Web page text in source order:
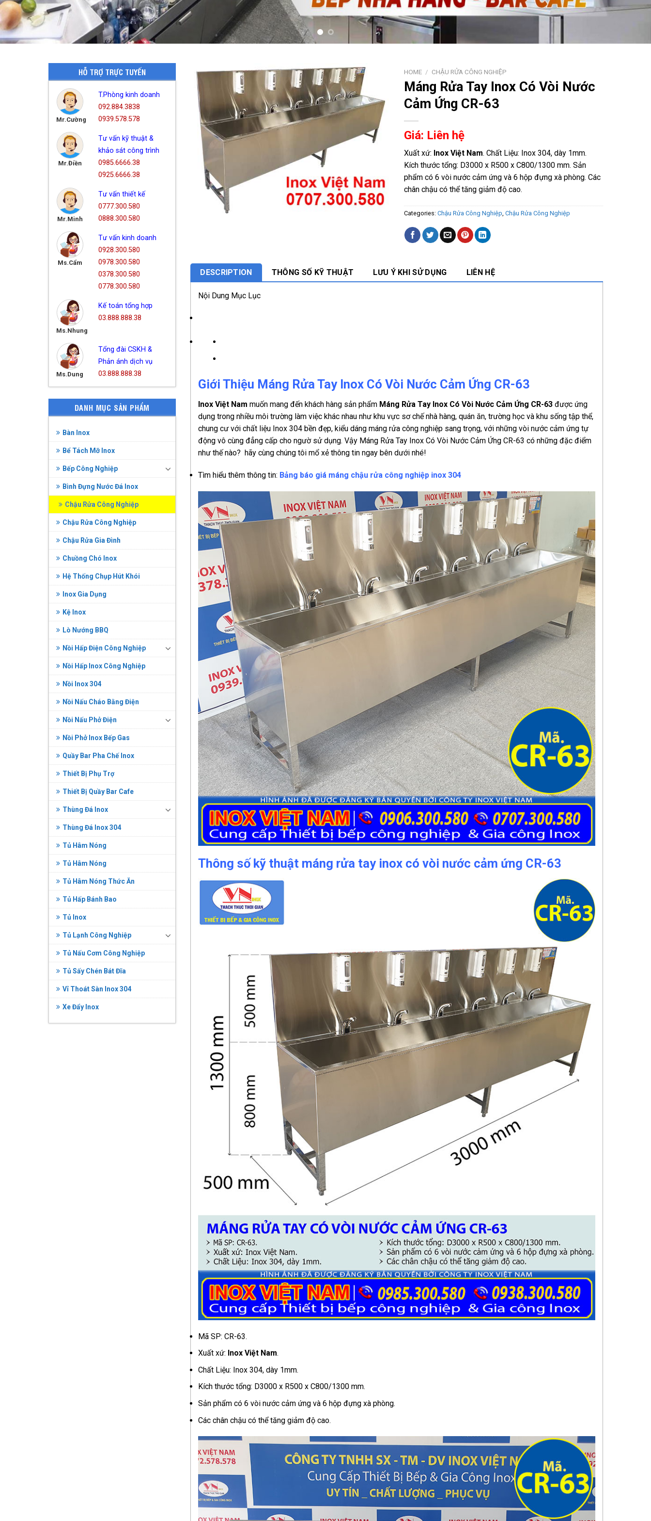
HỖ TRỢ TRỰC TUYẾN
Mr.Cường
T.Phòng kinh doanh
092.884.3838
0939.578.578
Mr.Điền
Tư vấn kỹ thuật &
khảo sát công trình
0985.6666.38
0925.6666.38
Mr.Minh
Tư vấn thiết kế
0777.300.580
0888.300.580
Ms.Cẩm
Tư vấn kinh doanh
0928.300.580
0978.300.580
0378.300.580
0778.300.580
Ms.Nhung
Kế toán tổng hợp
03.888.888.38
Ms.Dung
Tổng đài CSKH &
Phản ánh dịch vụ
03.888.888.38
DANH MỤC SẢN PHẨM
Bàn Inox
Bể Tách Mỡ Inox
Bếp Công Nghiệp
Bình Đựng Nước Đá Inox
Chậu Rửa Công Nghiệp
Chậu Rửa Công Nghiệp
Chậu Rửa Gia Đình
Chuồng Chó Inox
Hệ Thống Chụp Hút Khói
Inox Gia Dụng
Kệ Inox
Lò Nướng BBQ
Nồi Hấp Điện Công Nghiệp
Nồi Hấp Inox Công Nghiệp
Nồi Inox 304
Nồi Nấu Cháo Bằng Điện
Nồi Nấu Phở Điện
Nồi Phở Inox Bếp Gas
Quầy Bar Pha Chế Inox
Thiết Bị Phụ Trợ
Thiết Bị Quầy Bar Cafe
Thùng Đá Inox
Thùng Đá Inox 304
Tủ Hâm Nóng
Tủ Hâm Nóng
Tủ Hâm Nóng Thức Ăn
Tủ Hấp Bánh Bao
Tủ Inox
Tủ Lạnh Công Nghiệp
Tủ Nấu Cơm Công Nghiệp
Tủ Sấy Chén Bát Đĩa
Vỉ Thoát Sàn Inox 304
Xe Đẩy Inox
HOME / CHẬU RỬA CÔNG NGHIỆP
Máng Rửa Tay Inox Có Vòi Nước
Cảm Ứng CR-63
Giá: Liên hệ
Xuất xứ: Inox Việt Nam. Chất Liệu: Inox 304, dày 1mm.
Kích thước tổng: D3000 x R500 x C800/1300 mm. Sản
phẩm có 6 vòi nước cảm ứng và 6 hộp đựng xà phòng. Các
chân chậu có thể tăng giảm độ cao.
Categories: Chậu Rửa Công Nghiệp, Chậu Rửa Công Nghiệp
DESCRIPTION THÔNG SỐ KỸ THUẬT LƯU Ý KHI SỬ DỤNG LIÊN HỆ
Nội Dung Mục Lục
Giới Thiệu Máng Rửa Tay Inox Có Vòi Nước Cảm Ứng CR-63
Inox Việt Nam muốn mang đến khách hàng sản phẩm Máng Rửa Tay Inox Có Vòi Nước Cảm Ứng CR-63 được ứng
dụng trong nhiều môi trường làm việc khác nhau như khu vực sơ chế nhà hàng, quán ăn, trường học và khu sống tập thể,
chung cư với chất liệu Inox 304 bền đẹp, kiểu dáng máng rửa công nghiệp sang trọng, với những vòi nước cảm ứng tự
động vô cùng đẳng cấp cho ngườ sử dụng. Vậy Máng Rửa Tay Inox Có Vòi Nước Cảm Ứng CR-63 có những đặc điểm
như thế nào? hãy cùng chúng tôi mổ xẻ thông tin ngay bên dưới nhé!
Tìm hiểu thêm thông tin: Bảng báo giá máng chậu rửa công nghiệp inox 304
Thông số kỹ thuật máng rửa tay inox có vòi nước cảm ứng CR-63
Mã SP: CR-63.
Xuất xứ: Inox Việt Nam.
Chất Liệu: Inox 304, dày 1mm.
Kích thước tổng: D3000 x R500 x C800/1300 mm.
Sản phẩm có 6 vòi nước cảm ứng và 6 hộp đựng xà phòng.
Các chân chậu có thể tăng giảm độ cao.